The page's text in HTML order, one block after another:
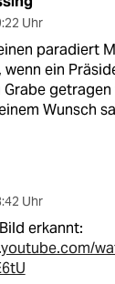
Uhr
paradiert
wenn ein
Grabe
Wunsch
Uhr
erkannt: